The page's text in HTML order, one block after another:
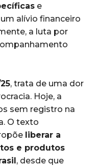
e
um alívio financeiro
a luta por
, trata de uma dor
Hoje, a
sem registro na
O texto
liberar a
e produtos
, desde que